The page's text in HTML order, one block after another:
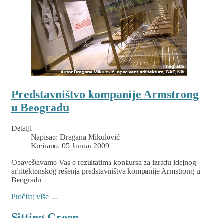
Predstavništvo kompanije Armstrong
u Beogradu
Detalji
Napisao: Dragana Mikulović
Kreirano: 05 Januar 2009
Obaveštavamo Vas o rezultatima konkursa za izradu idejnog
arhitektonskog rešenja predstavništva kompanije Armstrong u
Beogradu.
Pročitaj više …